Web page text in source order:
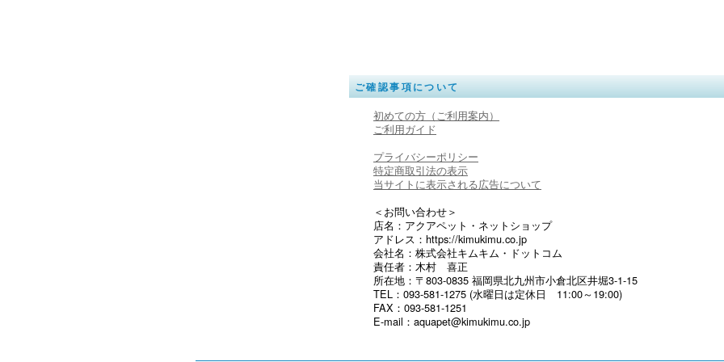
ご確認事項について
初めての方（ご利用案内）
ご利用ガイド
プライバシーポリシー
特定商取引法の表示
当サイトに表示される広告について
＜お問い合わせ＞
店名：アクアペット・ネットショップ
アドレス：https://kimukimu.co.jp
会社名：株式会社キムキム・ドットコム
責任者：木村 喜正
所在地：〒803-0835 福岡県北九州市小倉北区井堀3-1-15
TEL：093-581-1275 (水曜日は定休日 11:00～19:00)
FAX：093-581-1251
E-mail：aquapet@kimukimu.co.jp